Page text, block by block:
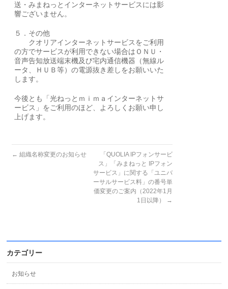
送・みまねっとインターネットサービスには影
響ございません。
５．その他
クオリアインターネットサービスをご利用
の方でサービスが利用できない場合はＯＮＵ・
音声告知放送端末機及び宅内通信機器（無線ル
ータ、ＨＵＢ等）の電源抜き差しをお願いいた
します。
今後とも「光ねっとｍｉｍａインターネットサ
ービス」をご利用のほど、よろしくお願い申し
上げます。
← 組織名称変更のお知らせ
「QUOLIA IPフォンサービ
ス」「みまねっと IPフォン
サービス」に関する「ユニバ
ーサルサービス料」の番号単
価変更のご案内（2022年1月
1日以降）
→
カテゴリー
お知らせ